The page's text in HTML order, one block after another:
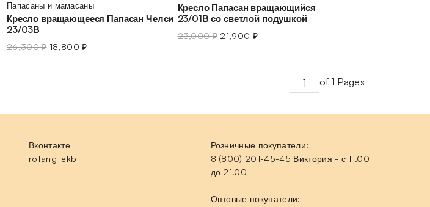
Папасаны и мамасаны
Кресло вращающееся Папасан Челси
23/03В
26,300₽ 18,800₽
Кресло Папасан вращающийся
23/01В со светлой подушкой
23,000₽ 21,900 ₽
of 1 Pages
Вконтакте
rotang_ekb
Розничные покупатели:
8 (800) 201-45-45 Виктория - с 11.00
до 21.00
Оптовые покупатели: